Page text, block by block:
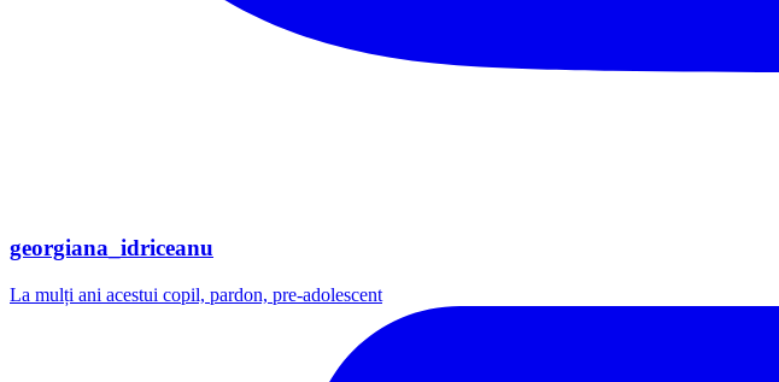
georgiana_idriceanu
La mulți ani acestui copil, pardon, pre-adolescent